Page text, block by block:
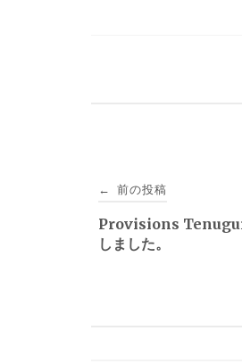
稿
ナ
← 前の投稿
Provisions
しました。